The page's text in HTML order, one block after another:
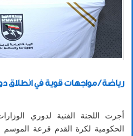
رياضة / مواجهات قوية في انطلاق
أجرت اللجنة الفنية لدوري